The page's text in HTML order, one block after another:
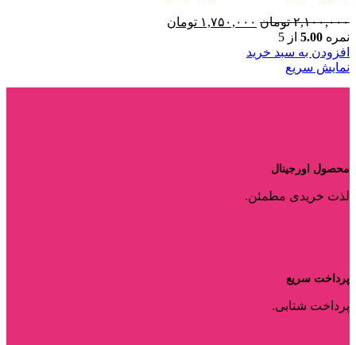
۲,۱۰۰,۰۰۰ تومان قیمت
۱,۷۵۰,۰۰۰ تومان
نمره 5.00 از 5
افزودن به سبد خرید
نمایش سریع
محصول اورجینال
لذت خریدی مطمئن.
پرداخت سریع
پرداخت شتابی.